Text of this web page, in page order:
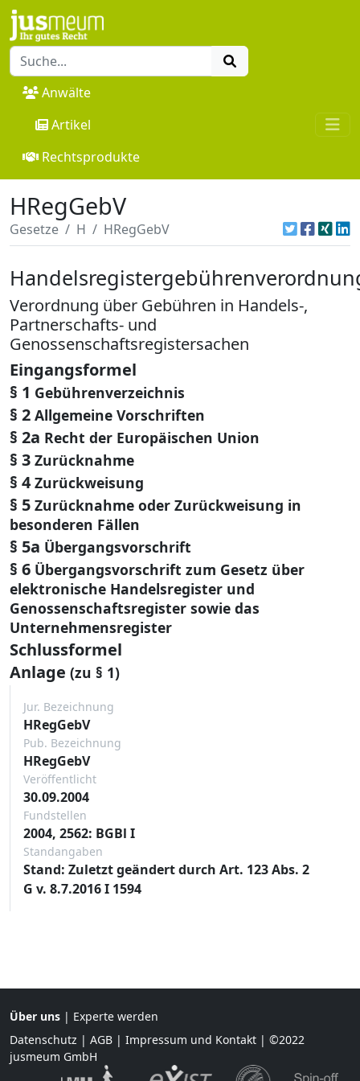
Anwälte
Artikel
Rechtsprodukte
HRegGebV
Gesetze H HRegGebV
Verordnung über Gebühren in Handels-,
Partnerschafts- und
Genossenschaftsregistersachen
Eingangsformel
§ 1 Gebührenverzeichnis
§ 2 Allgemeine Vorschriften
§ 2a Recht der Europäischen Union
§ 3 Zurücknahme
§ 4 Zurückweisung
§ 5 Zurücknahme oder Zurückweisung in
besonderen Fällen
§ 5a Übergangsvorschrift
§ 6 Übergangsvorschrift zum Gesetz über
elektronische Handelsregister und
Genossenschaftsregister sowie das
Unternehmensregister
Schlussformel
Anlage (zu § 1)
Jur. Bezeichnung
HRegGebV
Pub. Bezeichnung
HRegGebV
Veröffentlicht
30.09.2004
Fundstellen
2004, 2562: BGBl I
Standangaben
Stand: Zuletzt geändert durch Art. 123 Abs. 2
G v. 8.7.2016 I 1594
Über uns | Experte werden
Datenschutz | AGB | Impressum und Kontakt | ©2022
jusmeum GmbH